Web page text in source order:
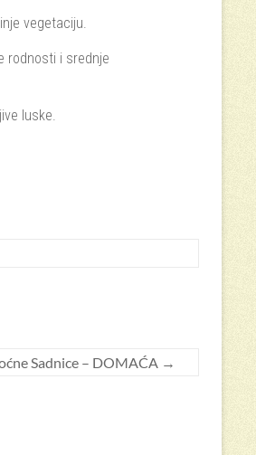
vegetaciju.
rodnosti i srednje
luske.
Sadnice – DOMAĆA →